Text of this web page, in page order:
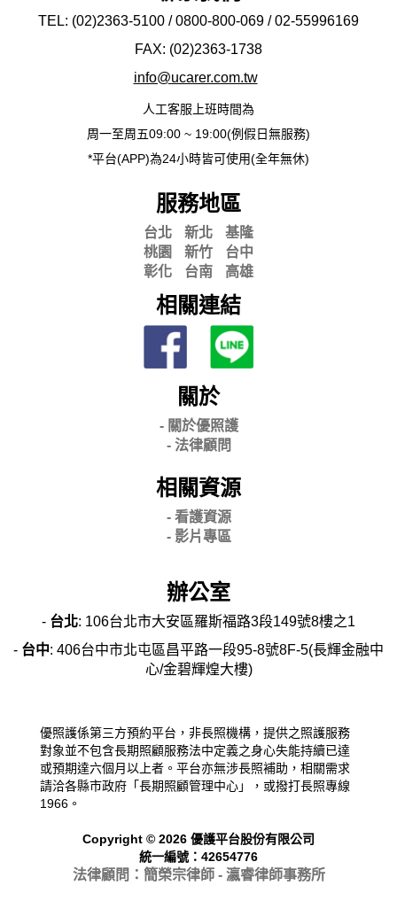
TEL: (02)2363-5100 / 0800-800-069 / 02-55996169
FAX: (02)2363-1738
info@ucarer.com.tw
人工客服上班時間為
周一至周五09:00 ~ 19:00(例假日無服務)
*平台(APP)為24小時皆可使用(全年無休)
服務地區
台北 新北
基隆
桃園
新竹
台中
彰化
台南 高雄
相關連結
關於
- 關於優照護
- 法律顧問
相關資源
- 看護資源
- 影片專區
辦公室
- 台北: 106台北市大安區羅斯福路3段149號8樓之1
- 台中: 406台中市北屯區昌平路一段95-8號8F-5(長輝金融中
心/金碧輝煌大樓)
優照護係第三方預約平台，非長照機構，提供之照護服務
對象並不包含長期照顧服務法中定義之身心失能持續已達
或預期達六個月以上者。平台亦無涉長照補助，相關需求
請洽各縣市政府「長期照顧管理中心」，或撥打長照專線
1966。
Copyright © 2026 優護平台股份有限公司
統一編號：42654776
法律顧問：簡榮宗律師 - 瀛睿律師事務所